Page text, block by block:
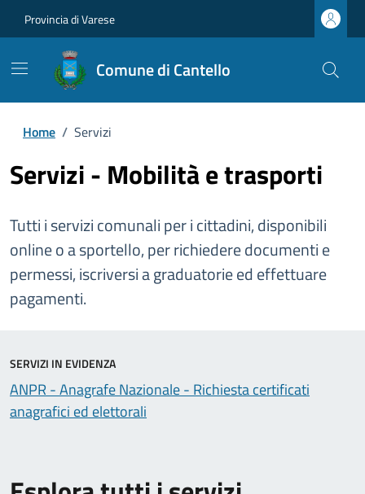
Provincia di Varese
Comune di Cantello
Home / Servizi
Servizi - Mobilità e trasporti
Tutti i servizi comunali per i cittadini, disponibili
online o a sportello, per richiedere documenti e
permessi, iscriversi a graduatorie ed effettuare
pagamenti.
SERVIZI IN EVIDENZA
ANPR - Anagrafe Nazionale - Richiesta certificati
anagrafici ed elettorali